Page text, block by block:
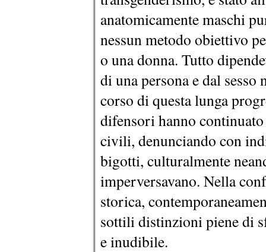
anatomicamente maschi
nessun metodo obiettivo
o una donna. Tutto
di una persona e dal sesso
corso di questa lunga
difensori hanno
civili, denunciando con
bigotti, culturalmente
imperversavano. Nella
storica,
sottili distinzioni piene di
e inudibile.